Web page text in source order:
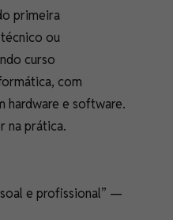
primeira
ou
curso
com
hardware e software.
na prática.
e profissional” —